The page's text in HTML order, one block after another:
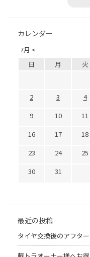
カレンダー
7月 <
日 月 火
2
3 4
9
10 11
16
17 18
23
24 25
30
31
最近の投稿
タイヤ交換後のアフタ